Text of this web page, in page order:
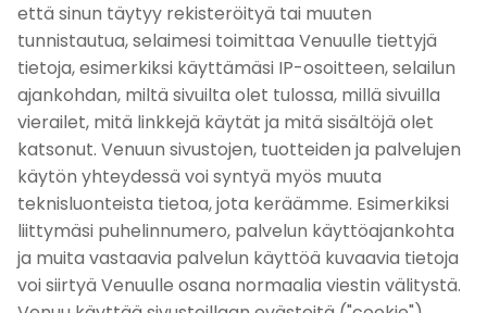
että sinun täytyy rekisteröityä tai muuten
tunnistautua, selaimesi toimittaa Venuulle tiettyjä
tietoja, esimerkiksi käyttämäsi IP-osoitteen, selailun
ajankohdan, miltä sivuilta olet tulossa, millä sivuilla
vierailet, mitä linkkejä käytät ja mitä sisältöjä olet
katsonut. Venuun sivustojen, tuotteiden ja palvelujen
käytön yhteydessä voi syntyä myös muuta
teknisluonteista tietoa, jota keräämme. Esimerkiksi
liittymäsi puhelinnumero, palvelun käyttöajankohta
ja muita vastaavia palvelun käyttöä kuvaavia tietoja
voi siirtyä Venuulle osana normaalia viestin välitystä.